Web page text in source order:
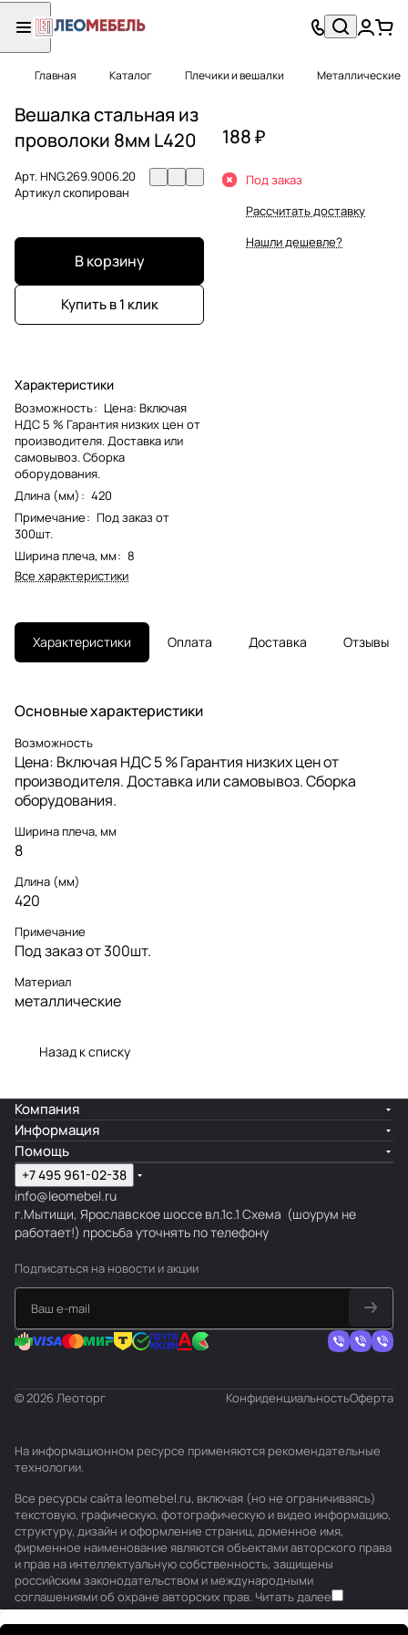
Главная Каталог Плечики и вешалки Металлические
Вешалка стальная из
проволоки 8мм L420
Арт.HNG.269.9006.20
Артикул скопирован
В корзину
Купить в 1 клик
Характеристики
Возможность: Цена: Включая
НДС 5 % Гарантия низких цен от
производителя. Доставка или
самовывоз. Сборка
оборудования.
Длина (мм) : 420
Примечание: Под заказ от
300шт.
Ширина плеча, мм: 8
Все характеристики
188 ₽
Под заказ
Рассчитать доставку
Нашли дешевле?
Характеристики Оплата Доставка Отзывы
Основные характеристики
Возможность
Цена: Включая НДС 5 % Гарантия низких цен от
производителя. Доставка или самовывоз. Сборка
оборудования.
Ширина плеча, мм
8
Длина (мм)
420
Примечание
Под заказ от 300шт.
Материал
металлические
Назад к списку
Компания
Информация
Помощь
+7 495 961-02-38
info@leomebel.ru
г.Мытищи, Ярославское шоссе вл.1с.1 Схема (шоурум не
работает!) просьба уточнять по телефону
Подписаться на новости и акции
© 2026 Леоторг КонфиденциальностьОферта
На информационном ресурсе применяются рекомендательные
технологии.
Все ресурсы сайта leomebel.ru, включая (но не ограничиваясь)
текстовую, графическую, фотографическую и видео информацию,
структуру, дизайн и оформление страниц, доменное имя,
фирменное наименование являются объектами авторского права
и прав на интеллектуальную собственность, защищены
российским законодательством и международными
соглашениями об охране авторских прав. Читать далее